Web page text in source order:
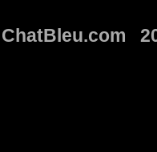
ChatBleu.com